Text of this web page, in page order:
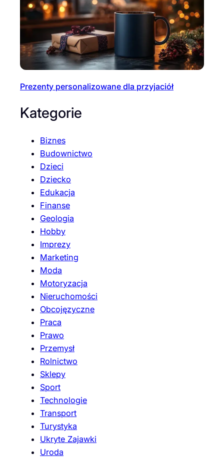
Prezenty personalizowane dla przyjaciół
Kategorie
Biznes
Budownictwo
Dzieci
Dziecko
Edukacja
Finanse
Geologia
Hobby
Imprezy
Marketing
Moda
Motoryzacja
Nieruchomości
Obcojęzyczne
Praca
Prawo
Przemysł
Rolnictwo
Sklepy
Sport
Technologie
Transport
Turystyka
Ukryte Zajawki
Uroda